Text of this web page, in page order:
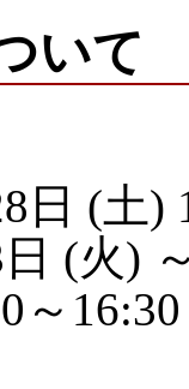
いて
日 (土)
(火)
～16:30